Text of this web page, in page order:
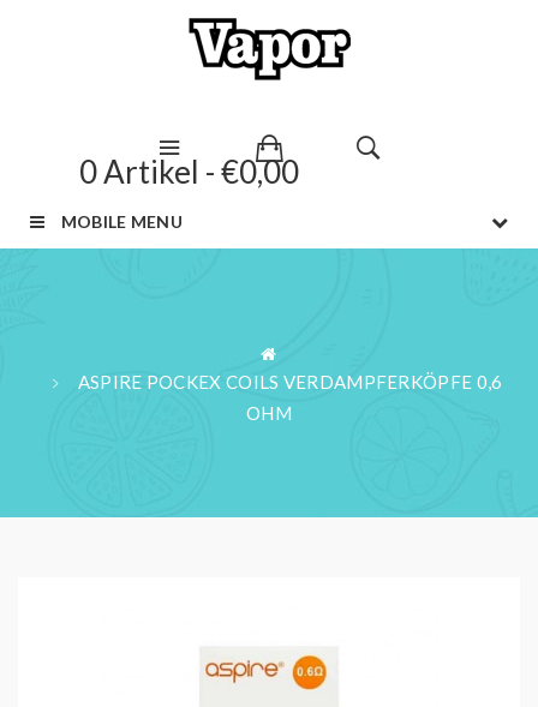
0 Artikel - €0,00
MOBILE MENU
ASPIRE POCKEX COILS VERDAMPFERKÖPFE 0,6
OHM